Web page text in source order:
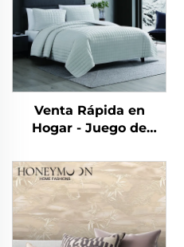
Venta Rápida en
Hogar - Juego de
Suaves de Franela
Polar Reversibles y
Plush para Dormitorio